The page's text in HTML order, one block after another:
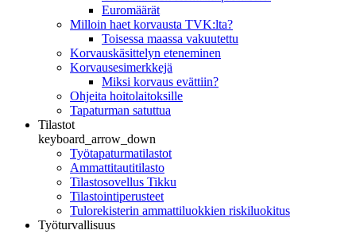
Euromäärät
Milloin haet korvausta TVK:lta?
Toisessa maassa vakuutettu
Korvauskäsittelyn eteneminen
Korvausesimerkkejä
Miksi korvaus evättiin?
Ohjeita hoitolaitoksille
Tapaturman satuttua
Tilastot
keyboard_arrow_down
Työtapaturmatilastot
Ammattitautitilasto
Tilastosovellus Tikku
Tilastointiperusteet
Tulorekisterin ammattiluokkien riskiluokitus
Työturvallisuus